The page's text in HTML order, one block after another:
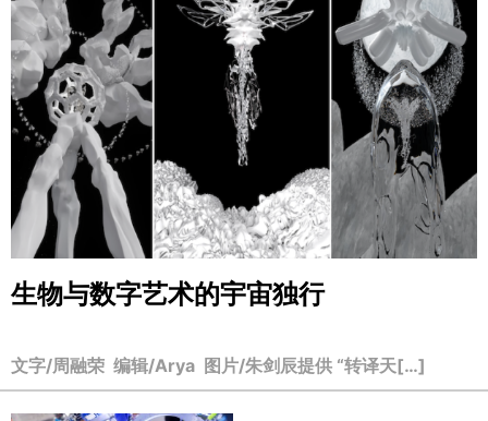
生物与数字艺术的宇宙独行
文字/周融荣 编辑/Arya 图片/朱剑辰提供 “转译天[…]